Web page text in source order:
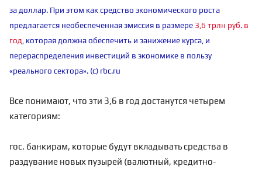
за доллар. При этом как средство экономического роста
предлагается необеспеченная эмиссия в размере 3,6 трлн руб. в
год , которая должна обеспечить и занижение курса, и
перераспределения инвестиций в экономике в пользу
«реального сектора». (с) rbc.ru
Все понимают, что эти 3,6 в год достанутся четырем
категориям:
гос. банкирам, которые будут вкладывать средства в
раздувание новых пузырей (валютный, кредитно-